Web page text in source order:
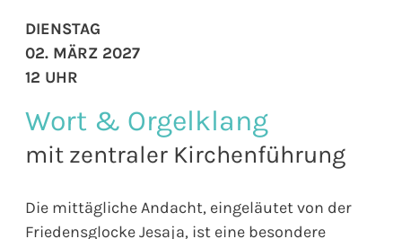
Wort & Orgelklang
mit zentraler Kirchenführung
Die mittägliche Andacht, eingeläutet von der
Friedensglocke Jesaja, ist eine besondere
DIENSTAG
02. MÄRZ 2027
12 UHR